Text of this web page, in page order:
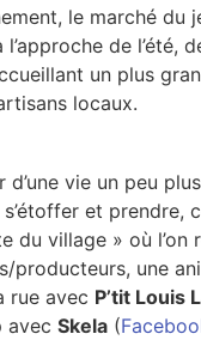
le marché du
l’approche de l’été,
un plus
locaux.
vie un peu
s’étoffer et prendre,
du village » où l’on
producteurs, une
rue avec P’tit Louis
avec Skela (